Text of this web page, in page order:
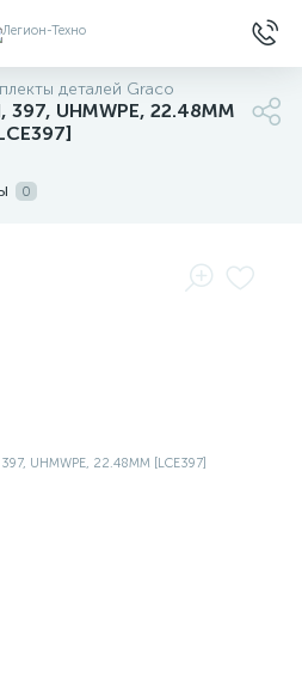
деталей Graco
397, UHMWPE, 22.48MM
0